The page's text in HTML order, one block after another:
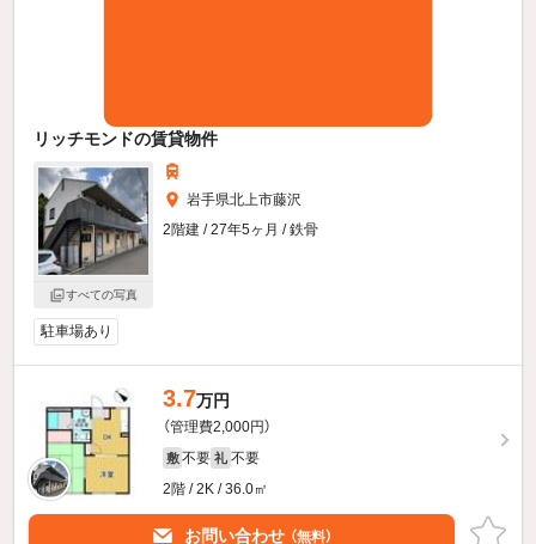
リッチモンドの賃貸物件
すべての写真
岩手県北上市藤沢
2階建 / 27年5ヶ月 / 鉄骨
駐車場あり
3.7万円
（管理費2,000円）
敷 不要 礼 不要
2階 / 2K / 36.0㎡
お問い合わせ （無料）